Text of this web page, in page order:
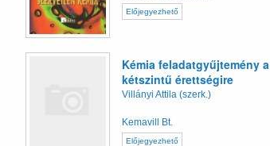
Előjegyezhető
Kémia feladatgyűjtemény a
kétszintű érettségire
Villányi Attila (szerk.)
Kemavill Bt.
Előjegyezhető